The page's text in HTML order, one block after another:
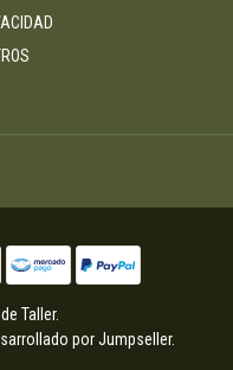
Taller.
por Jumpseller.